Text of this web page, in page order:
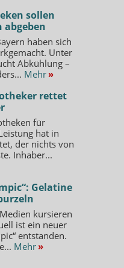
sollen
abgeben
haben sich
Unter
Abkühlung –
Mehr »
rettet
für
hat in
der nichts von
Inhaber...
Gelatine
kursieren
ist ein neuer
entstanden.
Mehr »